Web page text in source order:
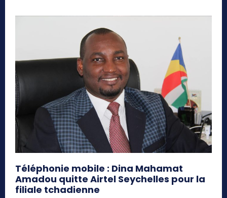
Téléphonie mobile : Dina Mahamat
Amadou quitte Airtel Seychelles pour la
filiale tchadienne